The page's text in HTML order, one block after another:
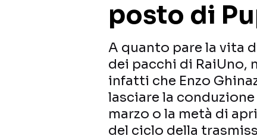
posto di
A quanto pare la vita
dei pacchi di RaiUno,
infatti che Enzo
lasciare la
marzo o la metà di
del ciclo della